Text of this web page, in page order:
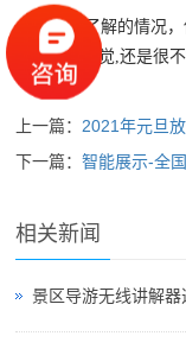
小编所了解的情况，
能展示的感觉,还是很
上一篇： 2021年元旦
下一篇：智能展示-全
相关新闻